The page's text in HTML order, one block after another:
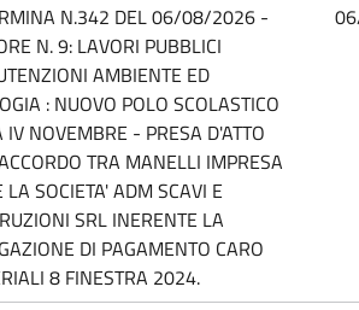
N.342 DEL 06/08/2026 -
N. 9: LAVORI PUBBLICI
AMBIENTE ED
: NUOVO POLO SCOLASTICO
IV NOVEMBRE - PRESA D'ATTO
TRA MANELLI IMPRESA
LA SOCIETA' ADM SCAVI E
SRL INERENTE LA
DI PAGAMENTO CARO
8 FINESTRA 2024.